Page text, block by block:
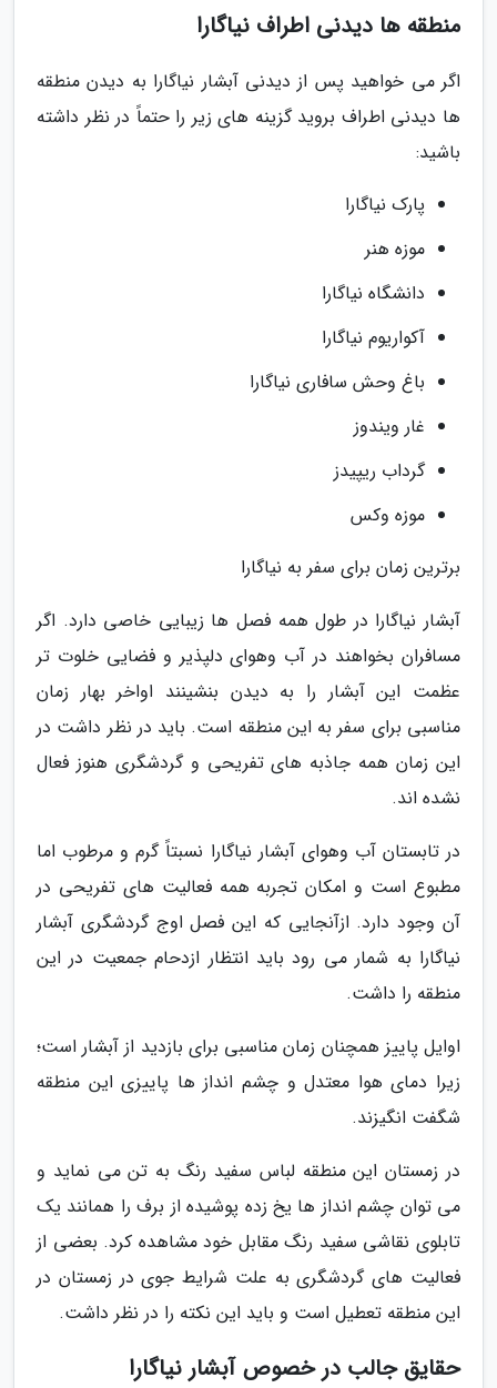
منطقه ها دیدنی اطراف نیاگارا
اگر می خواهید پس از دیدنی آبشار نیاگارا به دیدن منطقه
ها دیدنی اطراف بروید گزینه های زیر را حتماً در نظر داشته
باشید:
پارک نیاگارا
موزه هنر
دانشگاه نیاگارا
آکواریوم نیاگارا
باغ وحش سافاری نیاگارا
غار ویندوز
گرداب ریپیدز
موزه وکس
برترین زمان برای سفر به نیاگارا
آبشار نیاگارا در طول همه فصل ها زیبایی خاصی دارد. اگر
مسافران بخواهند در آب وهوای دلپذیر و فضایی خلوت تر
عظمت این آبشار را به دیدن بنشینند اواخر بهار زمان
مناسبی برای سفر به این منطقه است. باید در نظر داشت در
این زمان همه جاذبه های تفریحی و گردشگری هنوز فعال
نشده اند.
در تابستان آب وهوای آبشار نیاگارا نسبتاً گرم و مرطوب اما
مطبوع است و امکان تجربه همه فعالیت های تفریحی در
آن وجود دارد. ازآنجایی که این فصل اوج گردشگری آبشار
نیاگارا به شمار می رود باید انتظار ازدحام جمعیت در این
منطقه را داشت.
اوایل پاییز همچنان زمان مناسبی برای بازدید از آبشار است؛
زیرا دمای هوا معتدل و چشم انداز ها پاییزی این منطقه
شگفت انگیزند.
در زمستان این منطقه لباس سفید رنگ به تن می نماید و
می توان چشم انداز ها یخ زده پوشیده از برف را همانند یک
تابلوی نقاشی سفید رنگ مقابل خود مشاهده کرد. بعضی از
فعالیت های گردشگری به علت شرایط جوی در زمستان در
این منطقه تعطیل است و باید این نکته را در نظر داشت.
حقایق جالب در خصوص آبشار نیاگارا